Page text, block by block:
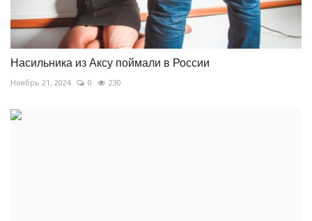
Насильника из Аксу поймали в России
Ноябрь 21, 2024 0 230